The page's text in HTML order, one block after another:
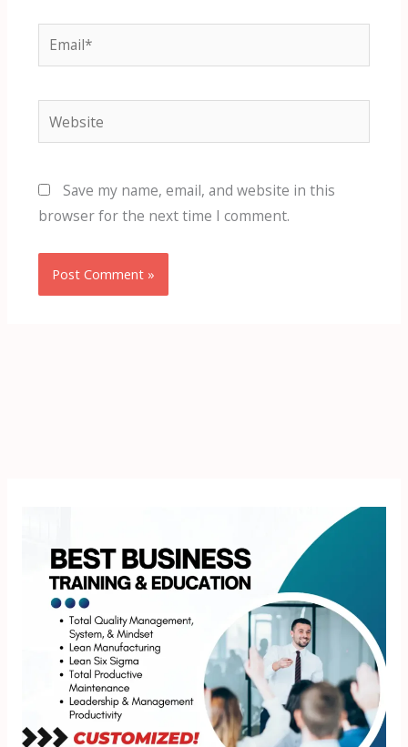
Email*
Website
Save my name, email, and website in this
browser for the next time I comment.